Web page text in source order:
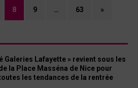
8 9 … 63 »
Galeries Lafayette » revient sous les
la Place Masséna de Nice pour
les tendances de la rentrée